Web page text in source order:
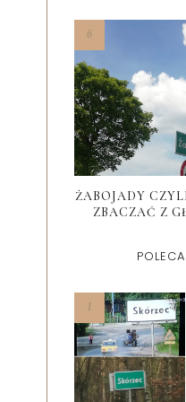
ŻABOJADY
ZBACZAĆ Z